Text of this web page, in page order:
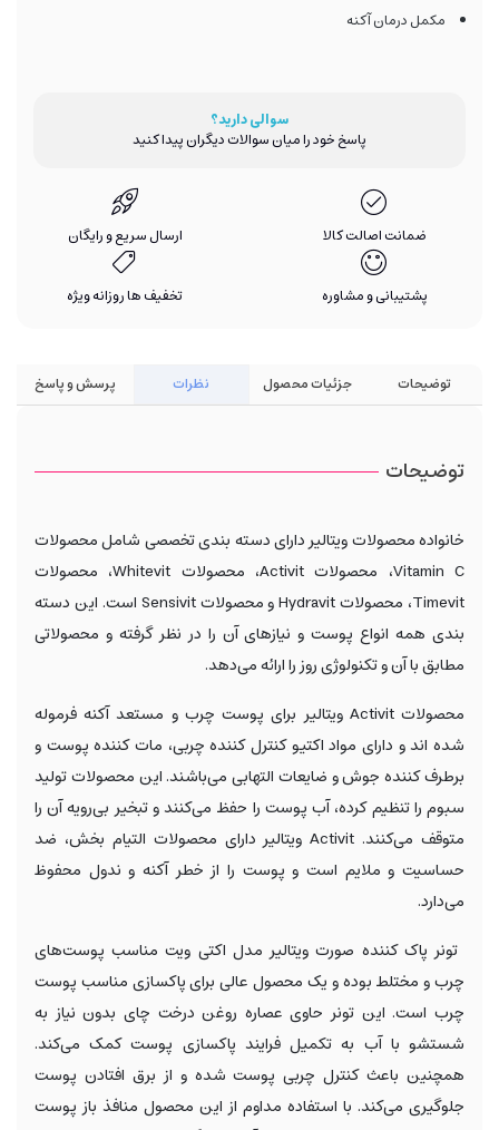
مکمل درمان آکنه
سوالی دارید؟
پاسخ خود را میان سوالات دیگران پیدا کنید
ضمانت اصالت کالا ارسال سریع و رایگان
پشتیبانی و مشاوره تخفیف ها روزانه ویژه
توضیحات جزئیات محصول نظرات پرسش و پاسخ
توضیحات
خانواده محصولات ویتالیر دارای دسته بندی تخصصی شامل محصولات
Vitamin C، محصولات Activit، محصولات Whitevit، محصولات
Timevit، محصولات Hydravit و محصولات Sensivit است. این دسته
بندی همه انواع پوست و نیازهای آن را در نظر گرفته و محصولاتی
مطابق با آن و تکنولوژی روز را ارائه می‌دهد.
محصولات Activit ویتالیر برای پوست چرب و مستعد آکنه فرموله
شده اند و دارای مواد اکتیو کنترل کننده چربی، مات کننده پوست و
برطرف کننده جوش و ضایعات التهابی می‌باشند. این محصولات تولید
سبوم را تنظیم کرده، آب پوست را حفظ می‌کنند و تبخیر بی‌رویه آن را
متوقف می‌کنند. Activit ویتالیر دارای محصولات التیام بخش، ضد
حساسیت و ملایم است و پوست را از خطر آکنه و ندول محفوظ
می‌دارد.
تونر پاک کننده صورت ویتالیر مدل اکتی ویت مناسب پوست‌های
چرب و مختلط بوده و یک محصول عالی برای پاکسازی مناسب پوست
چرب است. این تونر حاوی عصاره روغن درخت چای بدون نیاز به
شستشو با آب به تکمیل فرایند پاکسازی پوست کمک می‌کند.
همچنین باعث کنترل چربی پوست شده و از برق افتادن پوست
جلوگیری می‌کند. با استفاده مداوم از این محصول منافذ باز پوست